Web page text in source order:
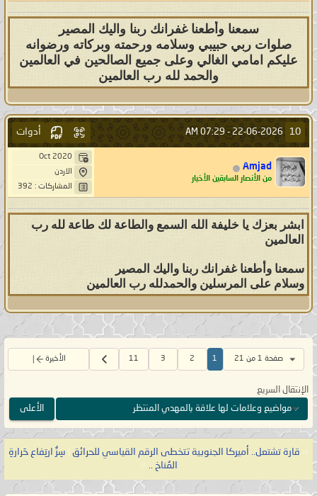
سمعنا وأطعنا غفرانك ربنا واليك المصير
صلوات ربي حبيبي وسلامه ورحمته وبركاته ورضوانه
عليكم امامي الغالي وعلى جميع الصالحين في العالمين
والحمد لله رب العالمين
10
22-06-2026 -
07:29 AM أدوات
Amjad
من الأنصار السابقين الأخيار
Oct 2020
الاردن
المشاركات : 392
ابشر بعزك يا خليفة الله السمع والطاعة لك طاعة لله رب
العالمين
سمعنا وأطعنا غفرانك ربنا واليك المصير
وسلام على المرسلين والحمدلله رب العالمين
صفحة 1 من 21 1
2
3
11 الأخيرة
الإنتقال السريع
مواضيع وعلامات لها علاقة بالمهدي المنتظر
الأعلى
« قارة تشتعل.. أميركا الجنوبية تتخطى الرقم القياسي للحرائق
سِرُّ ارتِفاع حَرارةِ
المُناخ ..
»